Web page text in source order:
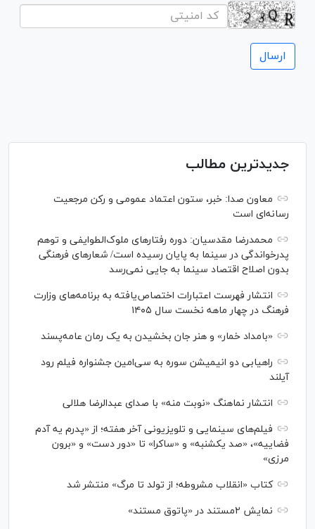
جدیدترین مطالب
معاون صدا: خبر، ستون اعتماد عمومی و رکن مرجعیت
رسانه‌ای است
محمدرضا مقدسیان: دوره رفتارهای ملوک‌الطوایفی و توهم
پدرخواندگی در سینما به پایان رسیده است/ شعارهای فرهنگی
بدون اصلاح اقتصاد سینما به جایی نمی‌رسد
انتشار فهرست اعتبارات اختصاص‌یافته به برنامه‌های وزارت
فرهنگ در چهار ماهه نخست سال ۱۴۰۵
«بامداد خمار» و هنر جان بخشیدن به یک رمان عامه‌پسند
راهیابی دو انیمیشن سوره به سی‌امین جشنواره فیلم رود
آیلند
انتشار نماهنگ «نوبت منه» با صدای عبدالرضا هلالی
فیلم‌های سینمایی و تلویزیونی آخر هفته؛ از «پدرم یه آدم
فضاییه»، «صد یکشنبه» و «ساکرا» تا «دور دست» و «برون
مرزی»
کتاب «انقلاب مشروطه؛ از تولد تا مرگ» منتشر شد
نمایش ۲مستند در «پاتوق مستند»